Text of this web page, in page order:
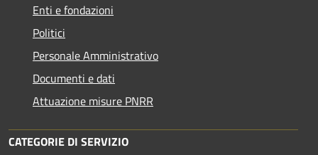
Enti e fondazioni
Politici
Personale Amministrativo
Documenti e dati
Attuazione misure PNRR
CATEGORIE DI SERVIZIO